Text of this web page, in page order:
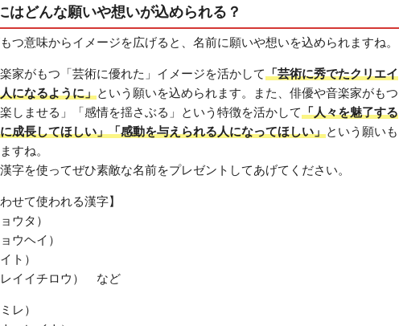
はどんな願いや想いが込められる？
つ意味からイメージを広げると、名前に願いや想いを込められますね。
家がもつ「芸術に優れた」イメージを活かして「芸術に秀でたクリエイ
になるように」という願いを込められます。また、俳優や音楽家がもつ
しませる」「感情を揺さぶる」という特徴を活かして「人々を魅了する
成長してほしい」「感動を与えられる人になってほしい」という願いも
すね。
字を使ってぜひ素敵な名前をプレゼントしてあげてください。
せて使われる漢字】
ウタ）
ウヘイ）
ト）
イイチロウ） など
レ）